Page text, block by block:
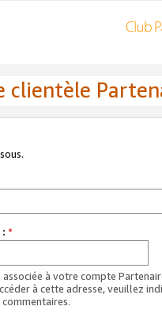
clientèle
*
à votre compte
à cette adresse, veuillez